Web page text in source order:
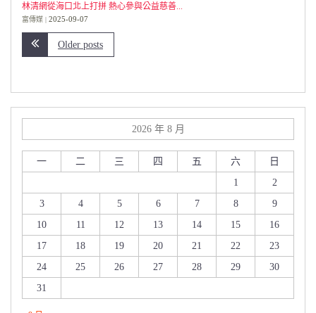
林清網從海口北上打拼 熱心參與公益慈善...
富傳媒 2025-09-07
Older posts
2026 年 8 月
一 二 三 四 五 六
日
1
2
3
4 5 6 7 8
9
10
11 12 13 14 15
16
17
18 19 20 21 22
23
24
25 26 27 28 29
30
31